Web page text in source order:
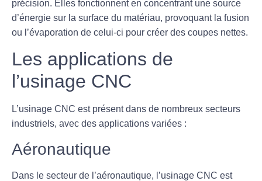
précision. Elles fonctionnent en concentrant une source
d’énergie sur la surface du matériau, provoquant la fusion
ou l’évaporation de celui-ci pour créer des coupes nettes.
Les applications de
l’usinage CNC
L’usinage CNC est présent dans de nombreux secteurs
industriels, avec des applications variées :
Aéronautique
Dans le secteur de l’aéronautique, l’usinage CNC est